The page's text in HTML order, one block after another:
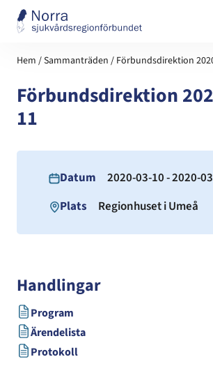
Hem /Sammanträden / Förbundsdirektion
Förbundsdirektion
11
Datum
2020-03-10 - 2020-
Plats
Regionhuset i Umeå
Handlingar
Program
Ärendelista
Protokoll